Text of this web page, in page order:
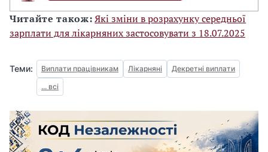
Читайте також:Які зміни в розрахунку середньої
зарплати для лікарняних застосовувати з 18.07.2025
Теми: Виплати працівникам Лікарняні
Декретні виплати
... всі